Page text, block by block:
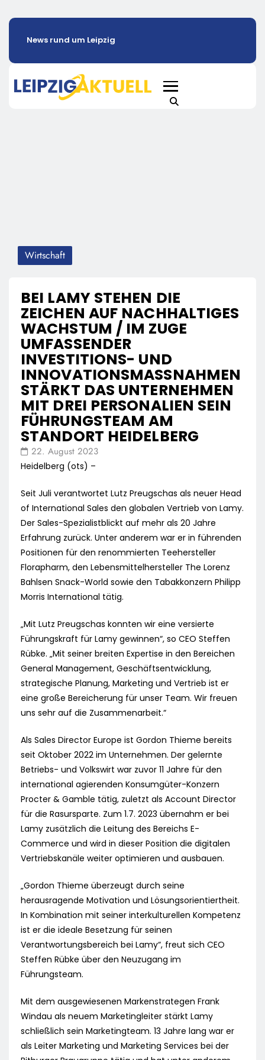
News rund um Leipzig
Wirtschaft
BEI LAMY STEHEN DIE
ZEICHEN AUF NACHHALTIGES
WACHSTUM / IM ZUGE
UMFASSENDER
INVESTITIONS- UND
INNOVATIONSMASSNAHMEN S
TÄRKT DAS UNTERNEHMEN M
IT DREI PERSONALIEN SEIN F
ÜHRUNGSTEAM AM S
TANDORT HEIDELBERG
22. August 2023
Heidelberg (ots) –
Seit Juli verantwortet Lutz Preugschas als neuer Head
of International Sales den globalen Vertrieb von Lamy.
Der Sales-Spezialistblickt auf mehr als 20 Jahre
Erfahrung zurück. Unter anderem war er in führenden
Positionen für den renommierten Teehersteller
Florapharm, den Lebensmittelhersteller The Lorenz
Bahlsen Snack-World sowie den Tabakkonzern Philipp
Morris International tätig.
„Mit Lutz Preugschas konnten wir eine versierte
Führungskraft für Lamy gewinnen“, so CEO Steffen
Rübke. „Mit seiner breiten Expertise in den Bereichen
General Management, Geschäftsentwicklung,
strategische Planung, Marketing und Vertrieb ist er
eine große Bereicherung für unser Team. Wir freuen
uns sehr auf die Zusammenarbeit.“
Als Sales Director Europe ist Gordon Thieme bereits
seit Oktober 2022 im Unternehmen. Der gelernte
Betriebs- und Volkswirt war zuvor 11 Jahre für den
international agierenden Konsumgüter-Konzern
Procter & Gamble tätig, zuletzt als Account Director
für die Rasursparte. Zum 1.7. 2023 übernahm er bei
Lamy zusätzlich die Leitung des Bereichs E-
Commerce und wird in dieser Position die digitalen
Vertriebskanäle weiter optimieren und ausbauen.
„Gordon Thieme überzeugt durch seine
herausragende Motivation und Lösungsorientiertheit.
In Kombination mit seiner interkulturellen Kompetenz
ist er die ideale Besetzung für seinen
Verantwortungsbereich bei Lamy“, freut sich CEO
Steffen Rübke über den Neuzugang im
Führungsteam.
Mit dem ausgewiesenen Markenstrategen Frank
Windau als neuem Marketingleiter stärkt Lamy
schließlich sein Marketingteam. 13 Jahre lang war er
als Leiter Marketing und Marketing Services bei der